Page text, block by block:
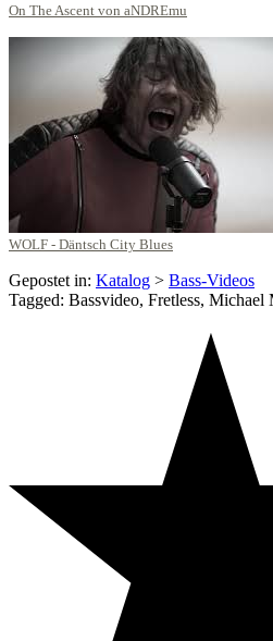
On The Ascent von aNDREmu
WOLF - Däntsch City Blues
Gepostet in: Katalog > Bass-Videos
Tagged: Bassvideo, Fretless, Michael